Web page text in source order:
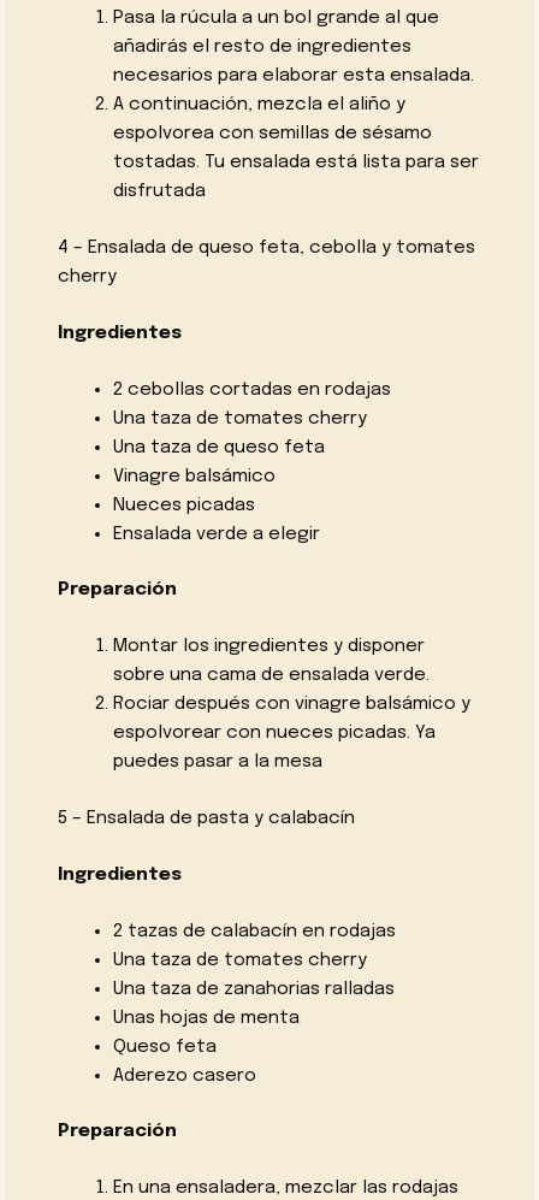
Pasa la rúcula a un bol grande al que
añadirás el resto de ingredientes
necesarios para elaborar esta ensalada.
A continuación, mezcla el aliño y
espolvorea con semillas de sésamo
tostadas. Tu ensalada está lista para ser
disfrutada
4 – Ensalada de queso feta, cebolla y tomates
cherry
Ingredientes
2 cebollas cortadas en rodajas
Una taza de tomates cherry
Una taza de queso feta
Vinagre balsámico
Nueces picadas
Ensalada verde a elegir
Preparación
Montar los ingredientes y disponer
sobre una cama de ensalada verde.
Rociar después con vinagre balsámico y
espolvorear con nueces picadas. Ya
puedes pasar a la mesa
5 – Ensalada de pasta y calabacín
Ingredientes
2 tazas de calabacín en rodajas
Una taza de tomates cherry
Una taza de zanahorias ralladas
Unas hojas de menta
Queso feta
Aderezo casero
Preparación
En una ensaladera, mezclar las rodajas